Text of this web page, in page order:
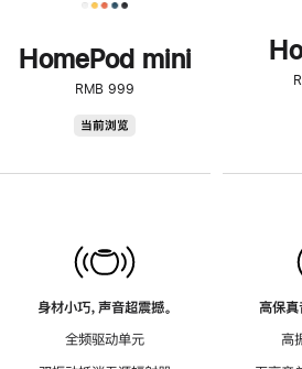
HomePod mini
RMB 999
当前浏览
身材小巧，声音超震撼。
全频驱动单元
高保真
高